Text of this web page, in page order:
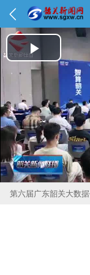
Play
第六届广东韶关大数